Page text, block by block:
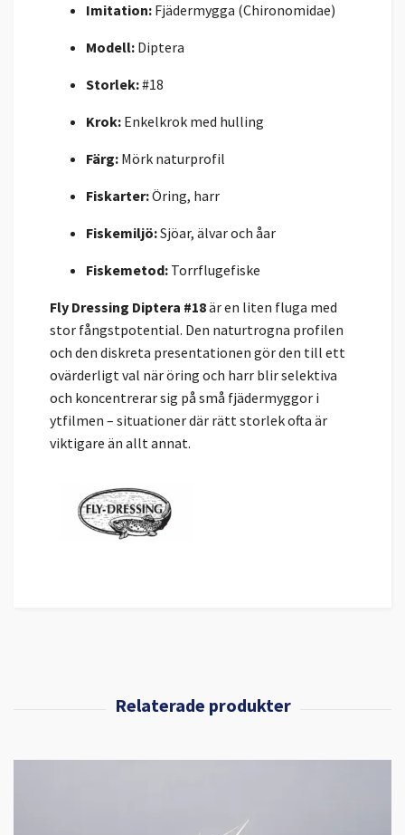
Imitation: Fjädermygga (Chironomidae)
Modell: Diptera
Storlek:#18
Krok: Enkelkrok med hulling
Färg: Mörk naturprofil
Fiskarter:Öring, harr
Fiskemiljö:Sjöar, älvar och åar
Fiskemetod: Torrflugefiske
Fly Dressing Diptera #18är en liten fluga med
stor fångstpotential. Den naturtrogna profilen
och den diskreta presentationen gör den till ett
ovärderligt val när öring och harr blir selektiva
och koncentrerar sig på små fjädermyggor i
ytfilmen – situationer där rätt storlek ofta är
viktigare än allt annat.